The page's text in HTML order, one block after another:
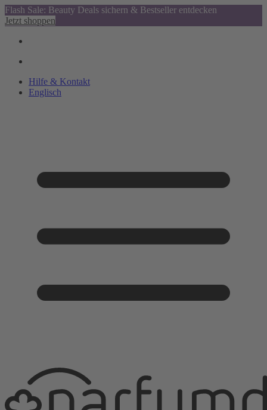
Flash Sale: Beauty Deals sichern & Bestseller entdecken
Jetzt shoppen
Hilfe & Kontakt
Englisch